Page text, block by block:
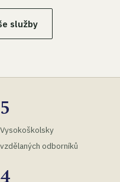
služby
5
Vysokoškolsky
vzdělaných odborníků